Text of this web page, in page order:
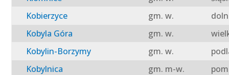
Kobierzyce
gm. w.
Kobyla Góra
gm. w.
Kobylin-Borzymy
gm. w.
Kobylnica
gm. m-w.